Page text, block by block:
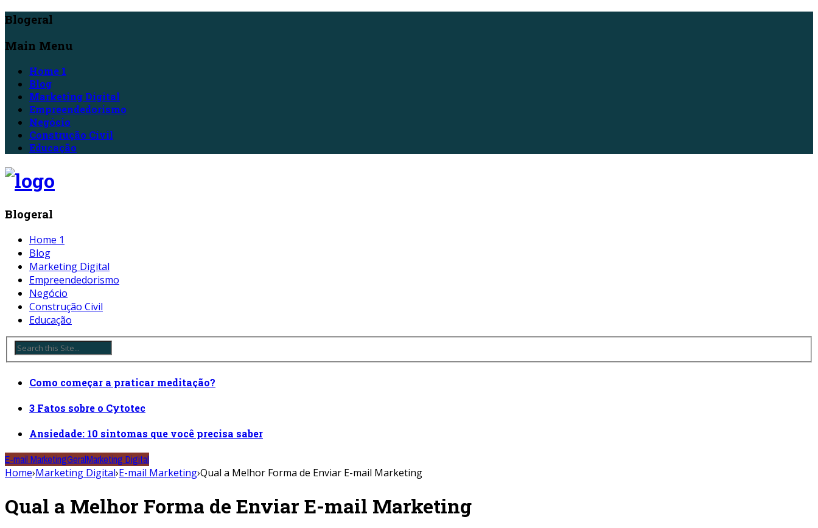
Blogeral
Main Menu
Home 1
Blog
Marketing Digital
Empreendedorismo
Negócio
Construção Civil
Educação
Blogeral
Home 1
Blog
Marketing Digital
Empreendedorismo
Negócio
Construção Civil
Educação
Como começar a praticar meditação?
3 Fatos sobre o Cytotec
Ansiedade: 10 sintomas que você precisa saber
E-mail MarketingGeralMarketing Digital
Home›Marketing Digital›E-mail Marketing›Qual a Melhor Forma de Enviar E-mail Marketing
Qual a Melhor Forma de Enviar E-mail Marketing